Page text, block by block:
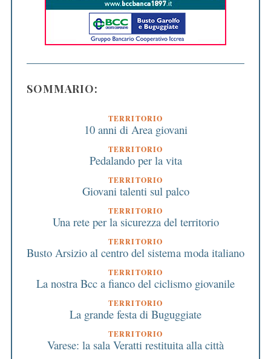
SOMMARIO:
TERRITORIO
10 anni di Area giovani
TERRITORIO
Pedalando per la vita
TERRITORIO
Giovani talenti sul palco
TERRITORIO
Una rete per la sicurezza del territorio
TERRITORIO
Busto Arsizio al centro del sistema moda italiano
TERRITORIO
La nostra Bcc a fianco del ciclismo giovanile
TERRITORIO
La grande festa di Buguggiate
TERRITORIO
Varese: la sala Veratti restituita alla città